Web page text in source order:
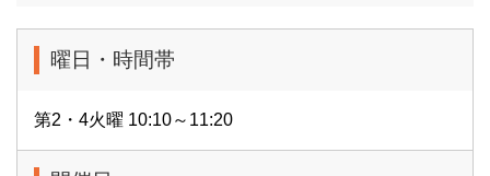
曜日・時間帯
第2・4火曜 10:10～11:20